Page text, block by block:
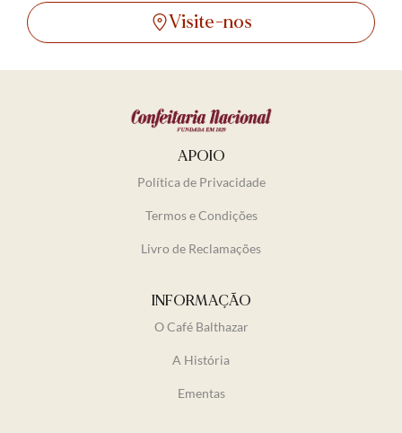
Visite-nos
APOIO
Política de Privacidade
Termos e Condições
Livro de Reclamações
INFORMAÇÃO
O Café Balthazar
A História
Ementas